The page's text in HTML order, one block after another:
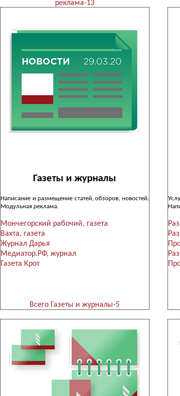
реклама-13
Газеты и журналы
Написание и размещение статей, обзоров, новостей.
Модульная реклама.
Мончегорский рабочий, газета
Вахта, газета
Журнал Дарья
Медиатор.РФ, журнал
Газета Крот
Всего Газеты и журналы-5